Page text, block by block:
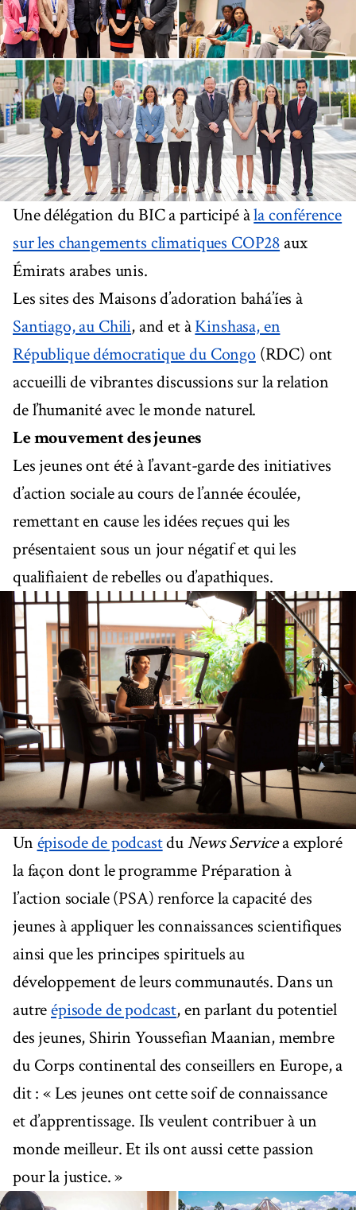
Une délégation du BIC a participé àla conférence
sur les changements climatiques COP28 aux
Émirats arabes unis.
Les sites des Maisons d’adoration bahá’íes à
Santiago, au Chili, and et àKinshasa, en
République démocratique du Congo(RDC) ont
accueilli de vibrantes discussions sur la relation
de l’humanité avec le monde naturel.
Le mouvement des jeunes
Les jeunes ont été à l’avant-garde des initiatives
d’action sociale au cours de l’année écoulée,
remettant en cause les idées reçues qui les
présentaient sous un jour négatif et qui les
qualifiaient de rebelles ou d’apathiques.
Un épisode de podcastduNews Servicea exploré
la façon dont le programme Préparation à
l’action sociale (PSA) renforce la capacité des
jeunes à appliquer les connaissances scientifiques
ainsi que les principes spirituels au
développement de leurs communautés. Dans un
autreépisode de podcast, en parlant du potentiel
des jeunes, Shirin Youssefian Maanian, membre
du Corps continental des conseillers en Europe, a
dit : « Les jeunes ont cette soif de connaissance
et d’apprentissage. Ils veulent contribuer à un
monde meilleur. Et ils ont aussi cette passion
pour la justice. »